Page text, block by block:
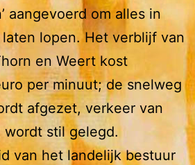
aangevoerd om alles in
lopen. Het verblijf van
en Weert kost
per minuut; de snelweg
afgezet, verkeer van
wordt stil gelegd.
van het landelijk bestuur